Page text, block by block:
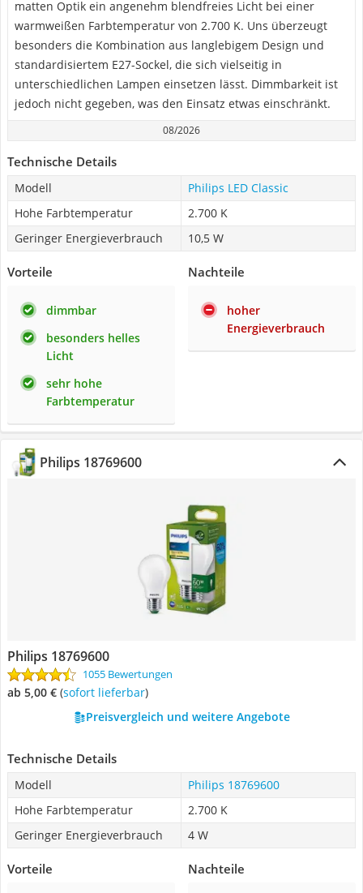
matten Optik ein angenehm blendfreies Licht bei einer
warmweißen Farbtemperatur von 2.700 K. Uns überzeugt
besonders die Kombination aus langlebigem Design und
standardisiertem E27-Sockel, die sich vielseitig in
unterschiedlichen Lampen einsetzen lässt. Dimmbarkeit ist
jedoch nicht gegeben, was den Einsatz etwas einschränkt.
08/2026
Technische Details
Modell
Philips LED Classic
Hohe Farbtemperatur
2.700 K
Geringer Energieverbrauch
10,5 W
Vorteile
dimmbar
besonders helles
Licht
sehr hohe
Farbtemperatur
Nachteile
hoher
Energieverbrauch
Philips 18769600
Philips 18769600
1055 Bewertungen
ab 5,00 € ( Sofort lieferbar)
Preisvergleich und weitere Angebote
Technische Details
Modell
Philips 18769600
Hohe Farbtemperatur
2.700 K
Geringer Energieverbrauch
4 W
Vorteile Nachteile